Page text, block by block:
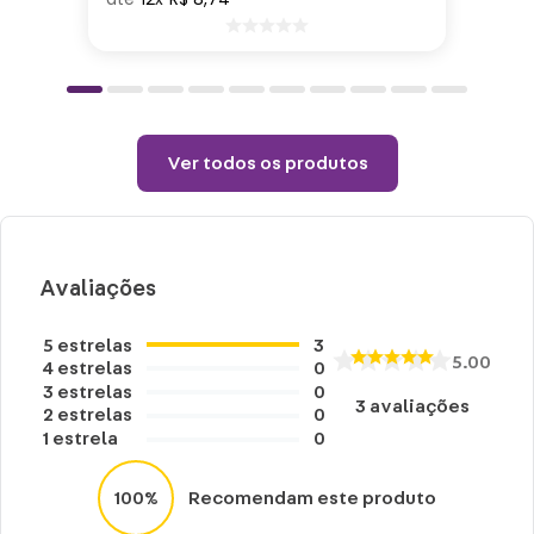
Choques ou quedas podem trincar ou
produto de Porcelana.
Ver todos os produtos
Avaliações
5 estrelas
4 estrelas
3 estrelas
2 estrelas
1 estrela
3
0
0
0
0
5.00
3 avaliações
100% Recomendam este produto